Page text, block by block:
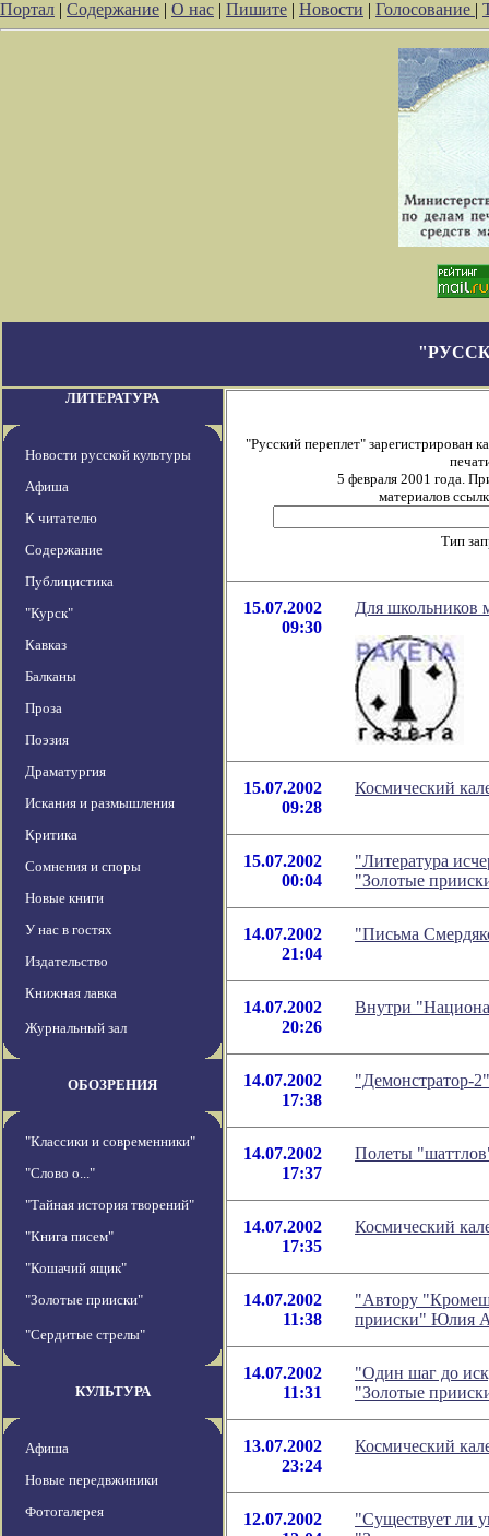
Портал | Содержание | О нас | Пишите | Новости | Голосование |
ЛИТЕРАТУРА
Новости русской культуры
Афиша
К читателю
Содержание
Публицистика
"Курск"
Кавказ
Балканы
Проза
Поэзия
Драматургия
Искания и размышления
Критика
Сомнения и споры
Новые книги
У нас в гостях
Издательство
Книжная лавка
Журнальный зал
ОБОЗРЕНИЯ
"Классики и современники"
"Слово о..."
"Тайная история творений"
"Книга писем"
"Кошачий ящик"
"Золотые прииски"
"Сердитые стрелы"
КУЛЬТУРА
Афиша
Новые передвжиники
Фотогалерея
"Русский переплет" зарегистрирован
5 февраля 2001 года.
материалов
Тип
15.07.2002
09:30
Для школьников
15.07.2002
09:28
Космический
15.07.2002
00:04
"Литература
"Золотые
14.07.2002
21:04
"Письма
14.07.2002
20:26
Внутри
14.07.2002
17:38
"Демонстратор-
14.07.2002
17:37
Полеты
14.07.2002
17:35
Космический
14.07.2002
11:38
"Автору
прииски" Юлия
14.07.2002
11:31
"Один шаг до
"Золотые
13.07.2002
23:24
Космический
12.07.2002
"Существует ли